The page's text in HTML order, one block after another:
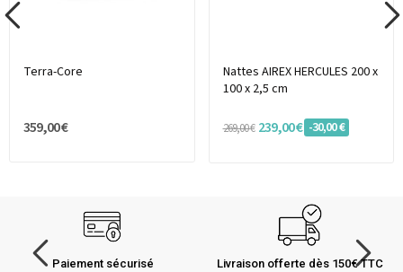
Terra-Core
359,00 €
Nattes AIREX HERCULES 200 x
100 x 2,5 cm
269,00 € 239,00 € -30,00 €
Paiement sécurisé Livraison offerte dès 150€ TTC